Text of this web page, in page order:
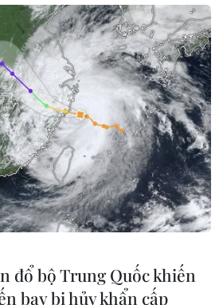
MỤC
đổ bộ Trung Quốc khiến
bay bị hủy khẩn cấp